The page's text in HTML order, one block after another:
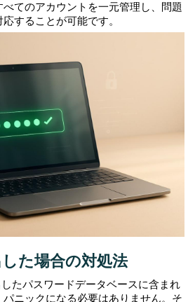
てのアカウントを一元管理し、問題
することが可能です。
た場合の対処法
たパスワードデータベースに含まれ
ニックになる必要はありません。そ